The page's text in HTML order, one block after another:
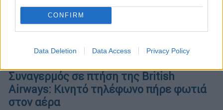
CONFIRM
Data Deletion Data Access Privacy Policy
Συναγερμός σε πτήση της British
Airways: Κινητό τηλέφωνο πήρε φωτιά
στον αέρα